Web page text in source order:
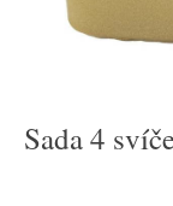
Sada 4